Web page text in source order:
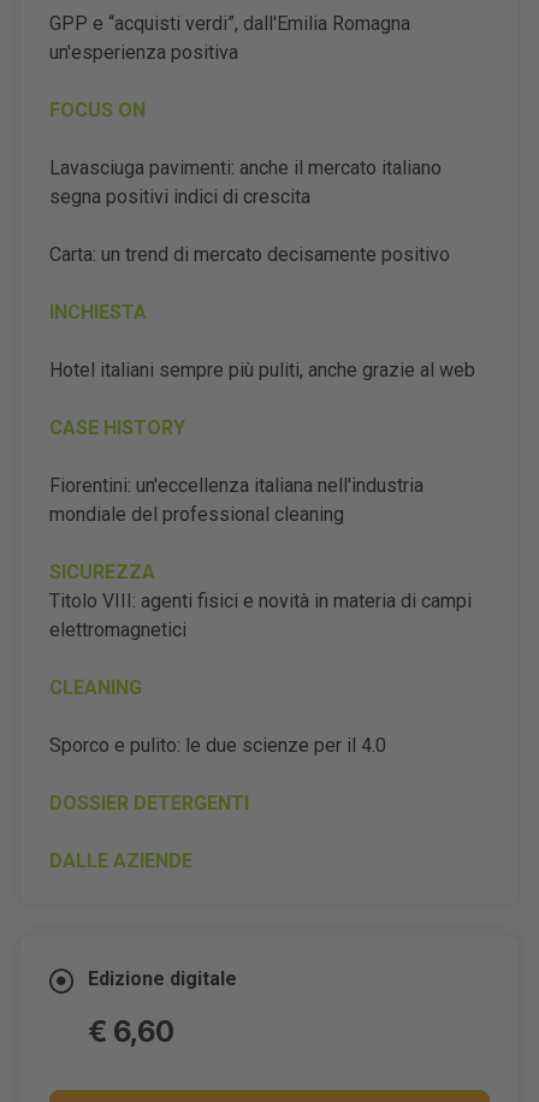
GPP e “acquisti verdi”, dall'Emilia Romagna
un'esperienza positiva
FOCUS ON
Lavasciuga pavimenti: anche il mercato italiano
segna positivi indici di crescita
Carta: un trend di mercato decisamente positivo
INCHIESTA
Hotel italiani sempre più puliti, anche grazie al web
CASE HISTORY
Fiorentini: un'eccellenza italiana nell'industria
mondiale del professional cleaning
SICUREZZA
Titolo VIII: agenti fisici e novità in materia di campi
elettromagnetici
CLEANING
Sporco e pulito: le due scienze per il 4.0
DOSSIER DETERGENTI
DALLE AZIENDE
Edizione digitale
€ 6,60